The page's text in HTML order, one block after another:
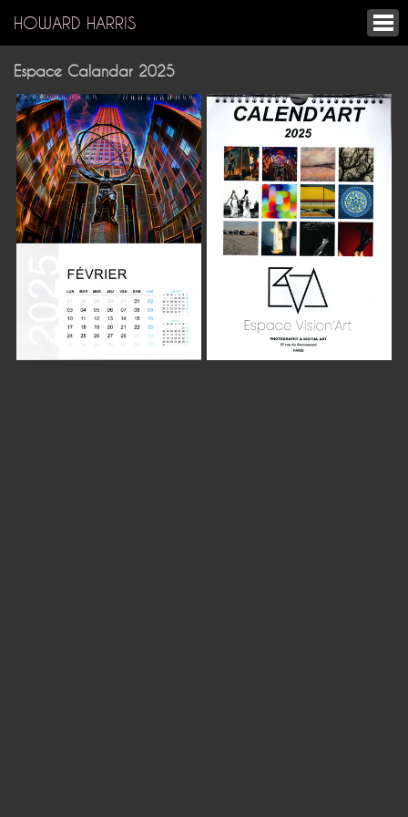
HOWARD HARRIS
Espace Calandar 2025